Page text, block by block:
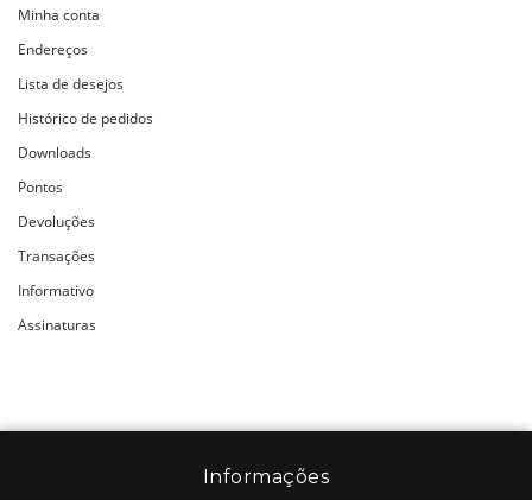
Minha conta
Endereços
Lista de desejos
Histórico de pedidos
Downloads
Pontos
Devoluções
Transações
Informativo
Assinaturas
Informações